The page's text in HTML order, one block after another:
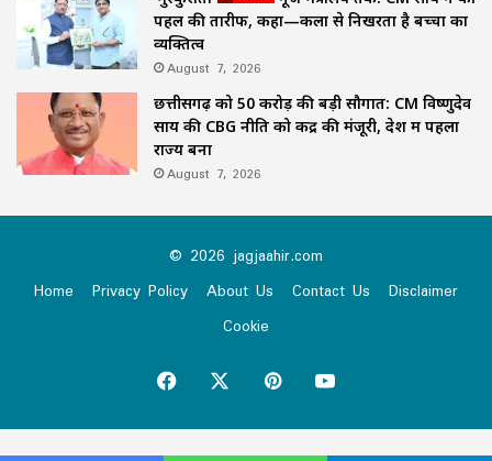
पहल की तारीफ, कहा—कला से निखरता है बच्चों का
व्यक्तित्व
August 7, 2026
छत्तीसगढ़ को 50 करोड़ की बड़ी सौगात: CM विष्णुदेव
साय की CBG नीति को केंद्र की मंजूरी, देश में पहला
राज्य बना
August 7, 2026
© 2026 jagjaahir.com
Home
Privacy Policy About Us Contact Us
Disclaimer
Cookie
Facebook PinterestYouTube